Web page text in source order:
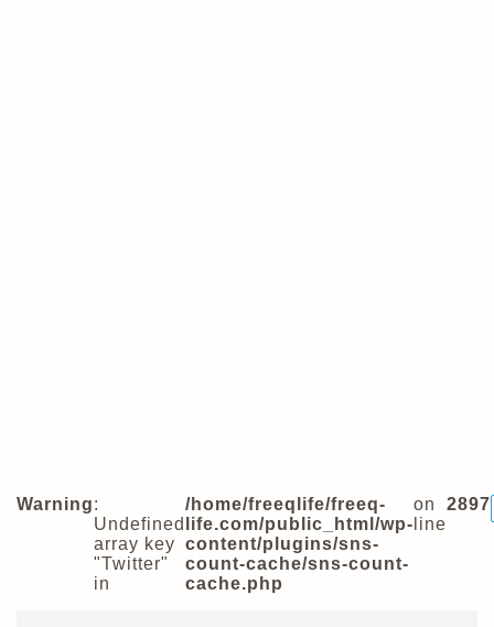
Warning:
Undefined
array key
"Twitter"
in
/home/freeqlife/freeq-
life.com/public_html/wp-
content/plugins/sns-
count-cache/sns-count-
cache.php
on
line
2897